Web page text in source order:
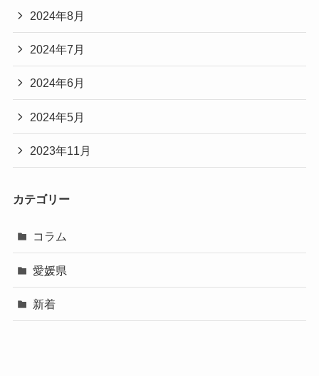
2024年8月
2024年7月
2024年6月
2024年5月
2023年11月
カテゴリー
コラム
愛媛県
新着